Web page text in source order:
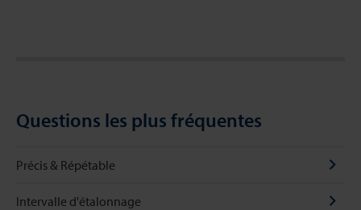
Questions les plus fréquentes
Précis & Répétable
Intervalle d'étalonnage